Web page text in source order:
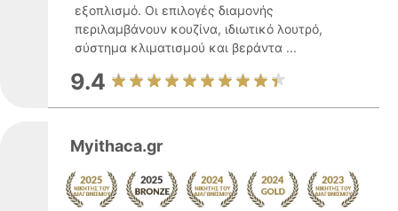
εξοπλισμό. Οι επιλογές διαμονής
περιλαμβάνουν κουζίνα, ιδιωτικό λουτρό,
σύστημα κλιματισμού και βεράντα ...
9.4
Myithaca.gr